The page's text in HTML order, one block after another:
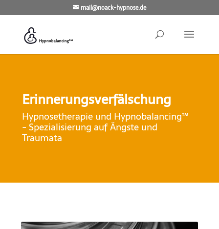
mail@noack-hypnose.de
Erinnerungsverfälschung
Hypnosetherapie und Hypnobalancing™
- Spezialisierung auf Ängste und
Traumata